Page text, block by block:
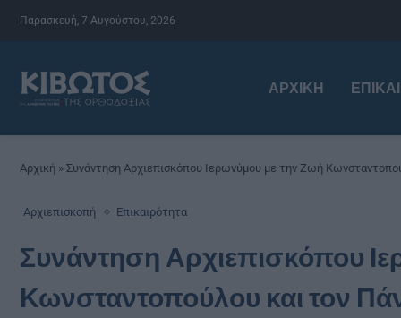
Παρασκευή, 7 Αυγούστου, 2026
ΑΡΧΙΚΉ
Αρχική » Συνάντηση Αρχιεπισκόπου Ιερωνύμου με την Ζωή
Αρχιεπισκοπή Επικαιρότητα
Συνάντηση Αρχιεπισκόπου
Κωνσταντοπούλου και τον